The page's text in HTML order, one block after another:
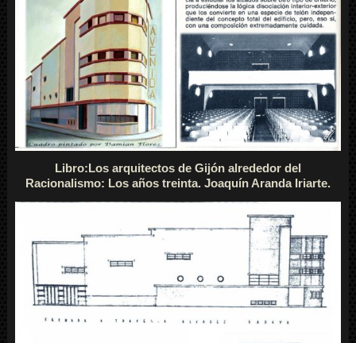
Libro:Los arquitectos de Gijón alrededor del
Racionalismo: Los años treinta. Joaquín Aranda Iriarte.